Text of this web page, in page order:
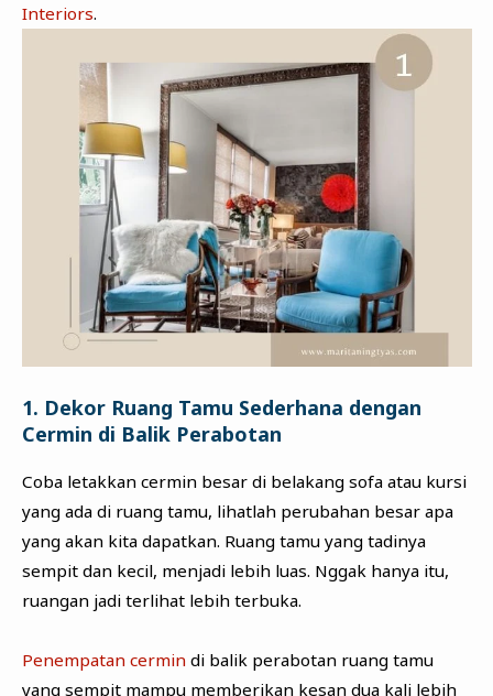
Interiors.
1. Dekor Ruang Tamu Sederhana dengan
Cermin di Balik Perabotan
Coba letakkan cermin besar di belakang sofa atau kursi
yang ada di ruang tamu, lihatlah perubahan besar apa
yang akan kita dapatkan. Ruang tamu yang tadinya
sempit dan kecil, menjadi lebih luas. Nggak hanya itu,
ruangan jadi terlihat lebih terbuka.
Penempatan cermindi balik perabotan ruang tamu
yang sempit mampu memberikan kesan dua kali lebih